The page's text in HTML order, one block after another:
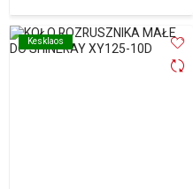
Kesklaos
Kesklaos